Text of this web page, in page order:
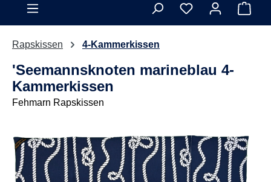
Rapskissen 4-Kammerkissen
'Seemannsknoten marineblau 4-
Kammerkissen
Fehmarn Rapskissen